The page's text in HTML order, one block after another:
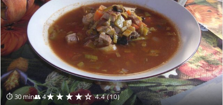
⏱ 30 min👥 4★★★★☆ 4.4 (10)